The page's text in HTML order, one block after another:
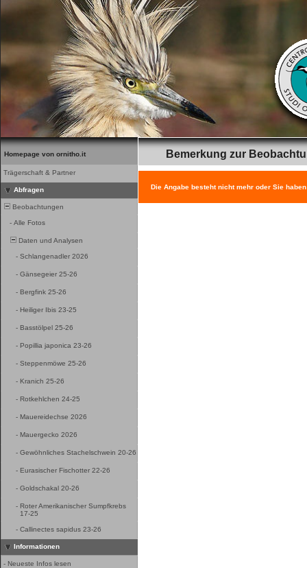
Homepage von ornitho.it
Trägerschaft & Partner
Abfragen
Beobachtungen
- Alle Fotos
Daten und Analysen
- Schlangenadler 2026
- Gänsegeier 25-26
- Bergfink 25-26
- Heiliger Ibis 23-25
- Basstölpel 25-26
- Popillia japonica 23-26
- Steppenmöwe 25-26
- Kranich 25-26
- Rotkehlchen 24-25
- Mauereidechse 2026
- Mauergecko 2026
- Gewöhnliches Stachelschwein 20-26
- Eurasischer Fischotter 22-26
- Goldschakal 20-26
- Roter Amerikanischer Sumpfkrebs
17-25
- Callinectes sapidus 23-26
Informationen
- Neueste Infos lesen
Bemerkung zur
Die Angabe besteht nicht mehr oder Sie